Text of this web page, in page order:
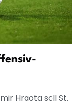
Hrgota soll St.